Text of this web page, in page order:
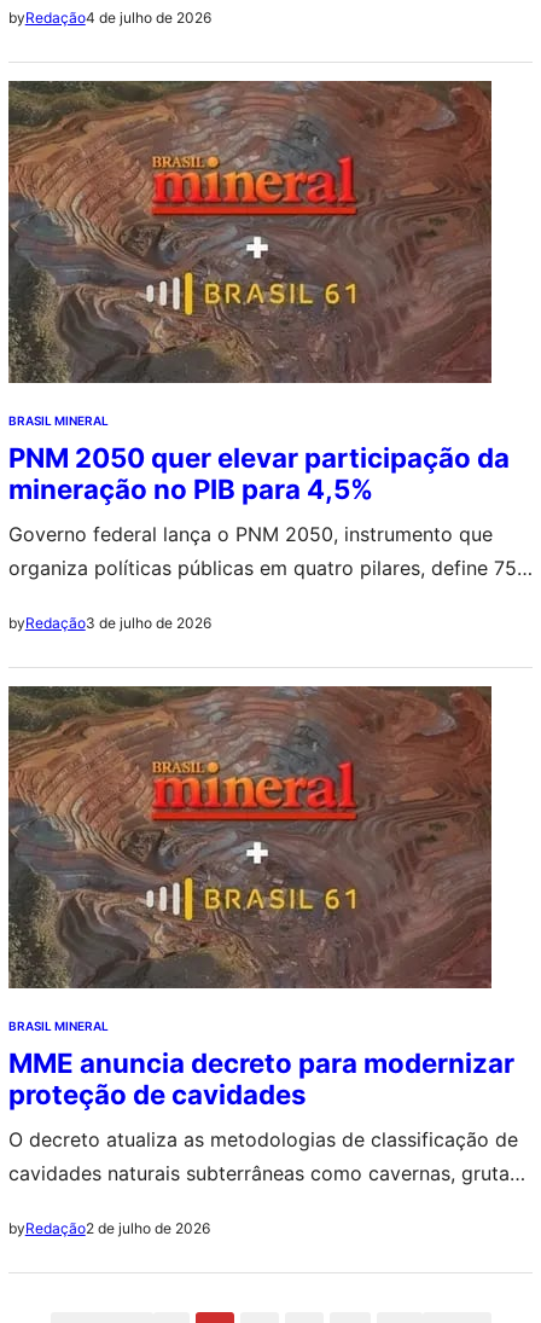
União, estados e municípios
byRedação4 de julho de 2026
BRASIL MINERAL
PNM 2050 quer elevar participação da
mineração no PIB para 4,5%
Governo federal lança o PNM 2050, instrumento que
organiza políticas públicas em quatro pilares, define 75
que já responde por 20% das exportações brasileiras
byRedação3 de julho de 2026
BRASIL MINERAL
MME anuncia decreto para modernizar
proteção de cavidades
O decreto atualiza as metodologias de classificação de
cavidades naturais subterrâneas como cavernas, grutas
interpretações divergentes entre consultorias e o poder
público
byRedação2 de julho de 2026